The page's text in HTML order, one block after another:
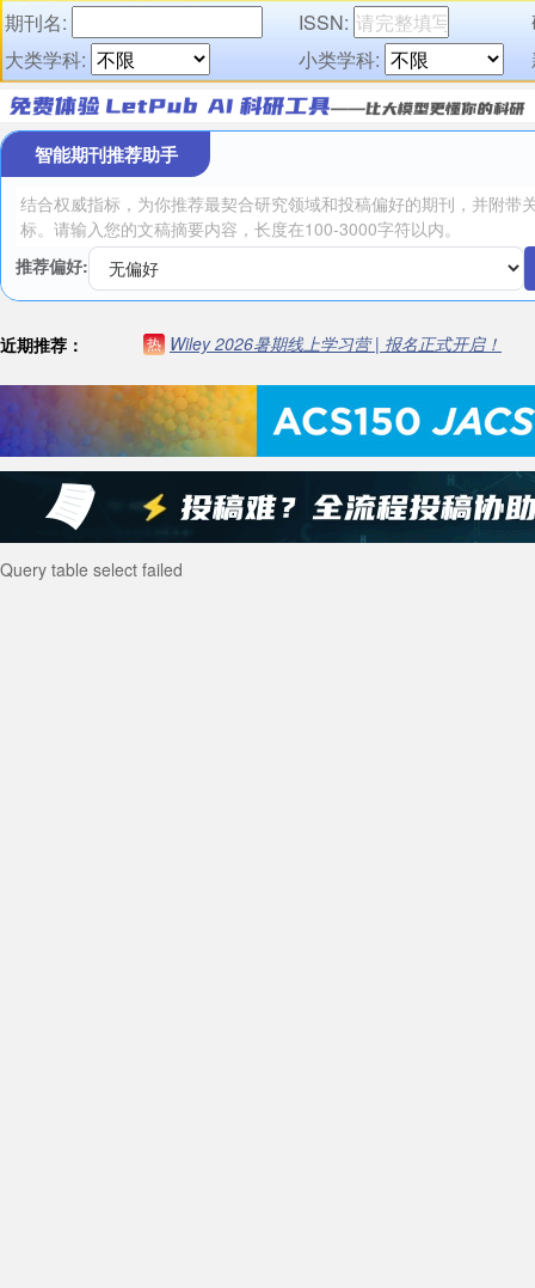
期刊名: ISSN:
大类学科:
小类学科:
智能期刊推荐助手
推荐偏好:
近期推荐： 热 Wiley 2026暑期线上学习营 | 报名正式开启！
Query table select failed